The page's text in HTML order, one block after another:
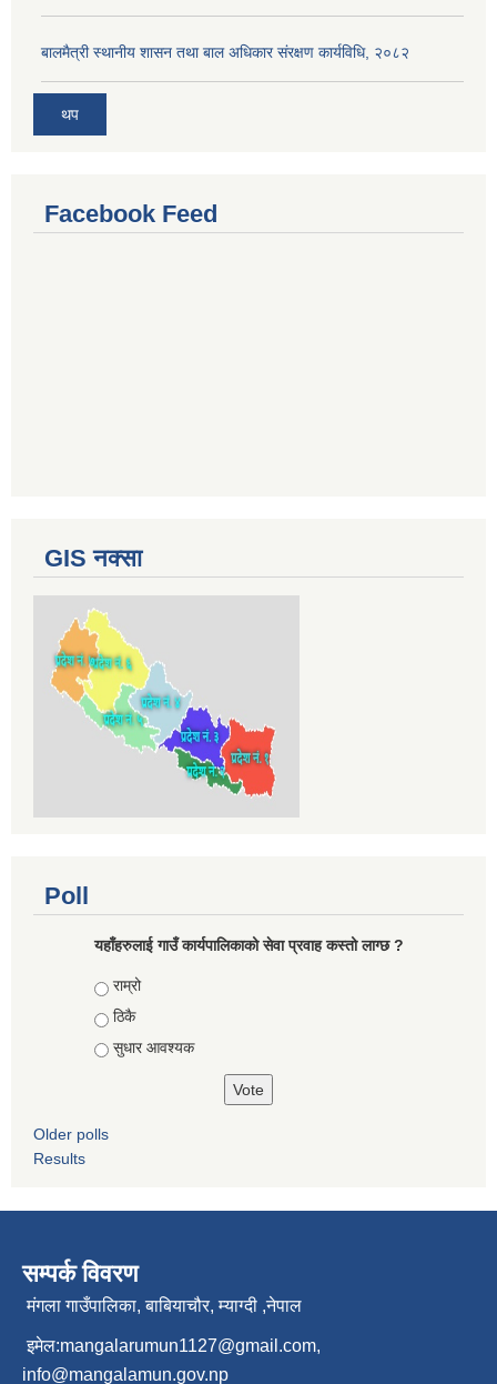
बालमैत्री स्थानीय शासन तथा बाल अधिकार संरक्षण कार्यविधि, २०८२
थप
Facebook Feed
GIS नक्सा
Poll
यहाँहरुलाई गाउँ कार्यपालिकाको सेवा प्रवाह कस्तो लाग्छ ?
Choices
राम्रो
ठिकै
सुधार आवश्यक
Older polls
Results
सम्पर्क विवरण
मंगला गाउँपालिका, बाबियाचौर, म्याग्दी ,नेपाल
इमेल:mangalarumun1127@gmail.com,
info@mangalamun.gov.np